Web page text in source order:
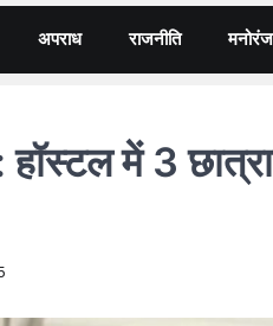
अपराध राजनीति
में 3